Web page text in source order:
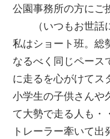
公園事務所の方にご
（いつもお世話に
私はショート班。総
なるべく同じペース
に走るを心がけてス
小学生の子供さんや
て大勢で走る人も・
トレーラー牽いて出